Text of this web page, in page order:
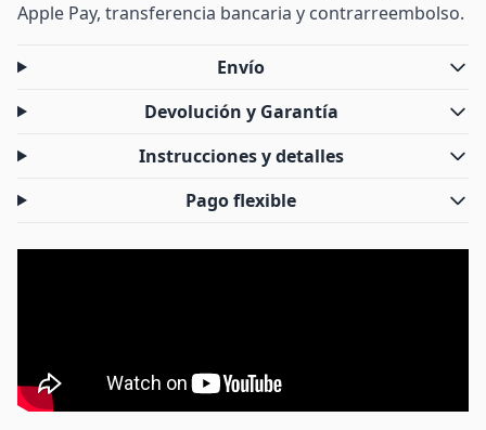
Apple Pay, transferencia bancaria y contrarreembolso.
Envío
Devolución y Garantía
Instrucciones y detalles
Pago flexible